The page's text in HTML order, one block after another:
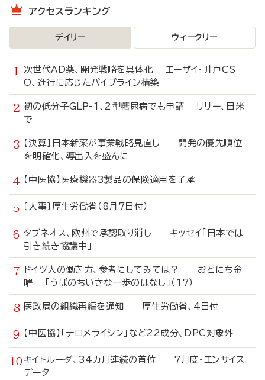
アクセスランキング
デイリー ウィークリー
次世代AD薬、開発戦略を具体化 エーザイ・井戸CS
O、進行に応じたパイプライン構築
初の低分子GLP-1、2型糖尿病でも申請 リリー、日米
で
【決算】日本新薬が事業戦略見直し 開発の優先順位
を明確化、導出入を盛んに
【中医協】医療機器3製品の保険適用を了承
〔人事〕厚生労働省（8月7日付）
タブネオス、欧州で承認取り消し キッセイ「日本では
引き続き協議中」
ドイツ人の働き方、参考にしてみては？ おとにち金
曜 「うぱのちいさな一歩のはなし」（17）
医政局の組織再編を通知 厚生労働省、4日付
【中医協】「テロメライシン」など22成分、DPC対象外
キイトルーダ、34カ月連続の首位 7月度・エンサイス
データ